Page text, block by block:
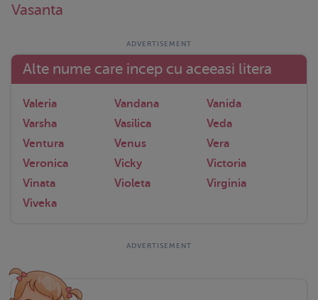
Vasanta
Alte nume care incep cu aceeasi litera
Valeria Vandana
Vanida
Varsha
Vasilica
Veda
Ventura
Venus
Vera
Veronica
Vicky
Victoria
Vinata
Violeta
Virginia
Viveka